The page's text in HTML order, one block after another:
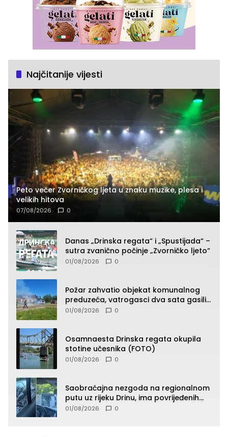
Najčitanije vijesti
Peto večer Zvorničkog ljeta u znaku muzike, plesa i
velikih hitova
07/08/2026 0
Danas „Drinska regata“ i „Spustijada“ –
sutra zvanično počinje „Zvorničko ljeto“
01/08/2026 0
Požar zahvatio objekat komunalnog
preduzeća, vatrogasci dva sata gasili
vatru (FOTO)
01/08/2026 0
Osamnaesta Drinska regata okupila
stotine učesnika (FOTO)
01/08/2026 0
Saobraćajna nezgoda na regionalnom
putu uz rijeku Drinu, ima povrijeđenih
lica (FOTO)
01/08/2026 0